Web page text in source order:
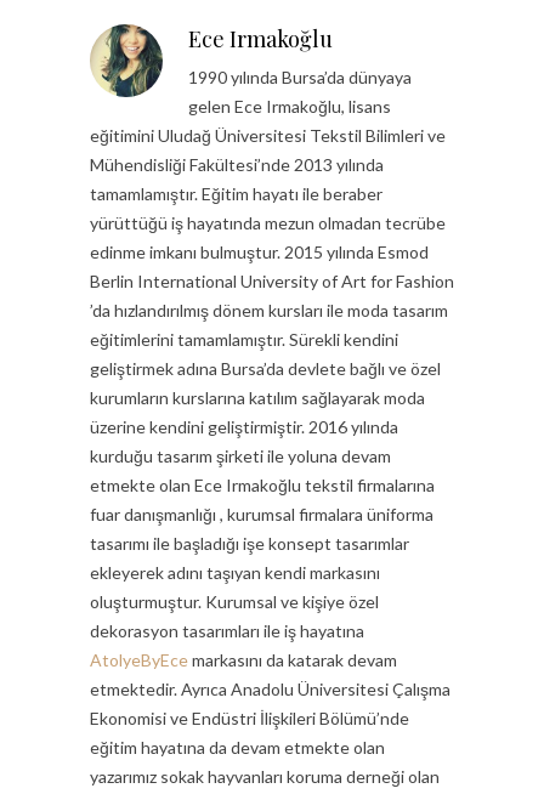
Ece Irmakoğlu
1990 yılında Bursa’da dünyaya
gelen Ece Irmakoğlu, lisans
eğitimini Uludağ Üniversitesi Tekstil Bilimleri ve
Mühendisliği Fakültesi’nde 2013 yılında
tamamlamıştır. Eğitim hayatı ile beraber
yürüttüğü iş hayatında mezun olmadan tecrübe
edinme imkanı bulmuştur. 2015 yılında Esmod
Berlin International University of Art for Fashion
’da hızlandırılmış dönem kursları ile moda tasarım
eğitimlerini tamamlamıştır. Sürekli kendini
geliştirmek adına Bursa’da devlete bağlı ve özel
kurumların kurslarına katılım sağlayarak moda
üzerine kendini geliştirmiştir. 2016 yılında
kurduğu tasarım şirketi ile yoluna devam
etmekte olan Ece Irmakoğlu tekstil firmalarına
fuar danışmanlığı , kurumsal firmalara üniforma
tasarımı ile başladığı işe konsept tasarımlar
ekleyerek adını taşıyan kendi markasını
oluşturmuştur. Kurumsal ve kişiye özel
dekorasyon tasarımları ile iş hayatına
AtolyeByEcemarkasını da katarak devam
etmektedir. Ayrıca Anadolu Üniversitesi Çalışma
Ekonomisi ve Endüstri İlişkileri Bölümü’nde
eğitim hayatına da devam etmekte olan
yazarımız sokak hayvanları koruma derneği olan